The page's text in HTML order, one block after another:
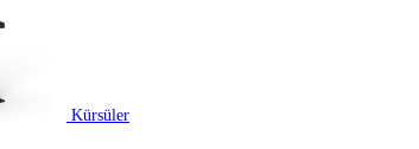
Kürsüler